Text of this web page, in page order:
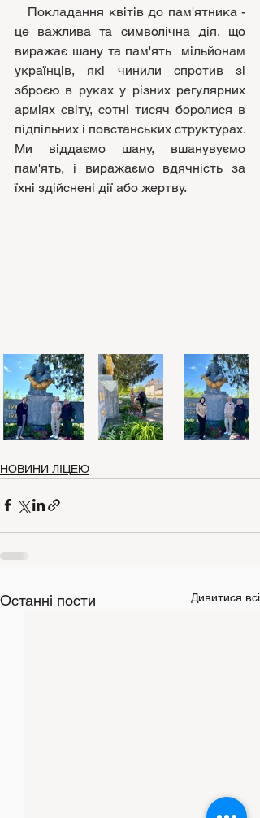
це важлива та символічна дія, що
виражає шану та пам'ять мільйонам
українців, які чинили спротив зі
зброєю в руках у різних регулярних
арміях світу, сотні тисяч боролися в
підпільних і повстанських структурах.
Ми віддаємо шану, вшанувуємо
пам'ять, і виражаємо вдячність за
їхні здійснені дії або жертву.
НОВИНИ ЛІЦЕЮ
Останні пости Дивитися всі